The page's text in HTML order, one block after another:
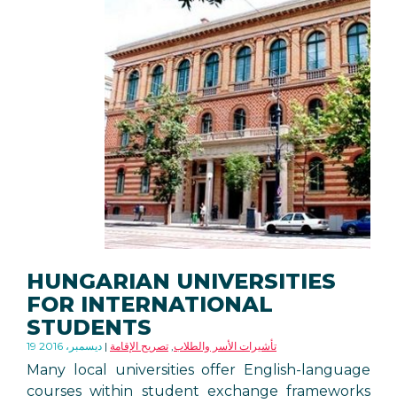
HUNGARIAN UNIVERSITIES
FOR INTERNATIONAL
STUDENTS
19 ديسمبر، 2016 تأشيرات الأسر والطلاب, تصريح الإقامة
Many local universities offer English-language
courses within student exchange frameworks